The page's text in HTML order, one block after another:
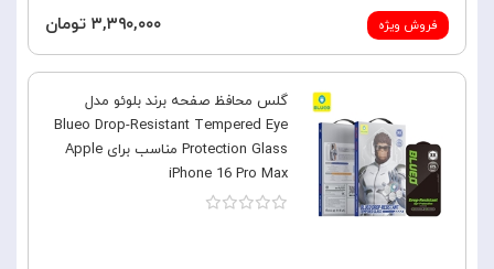
فروش ویژه ۳,۳۹۰,۰۰۰ تومان
گلس محافظ صفحه برند بلوئو مدل
Blueo Drop-Resistant Tempered Eye
Protection Glass مناسب برای Apple
iPhone 16 Pro Max